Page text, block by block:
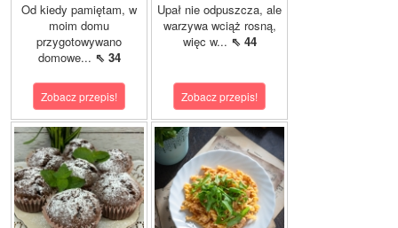
Od kiedy pamiętam, w
moim domu
przygotowywano
domowe... ⇖ 34
Zobacz przepis!
Upał nie odpuszcza, ale
warzywa wciąż rosną,
więc w... ⇖ 44
Zobacz przepis!